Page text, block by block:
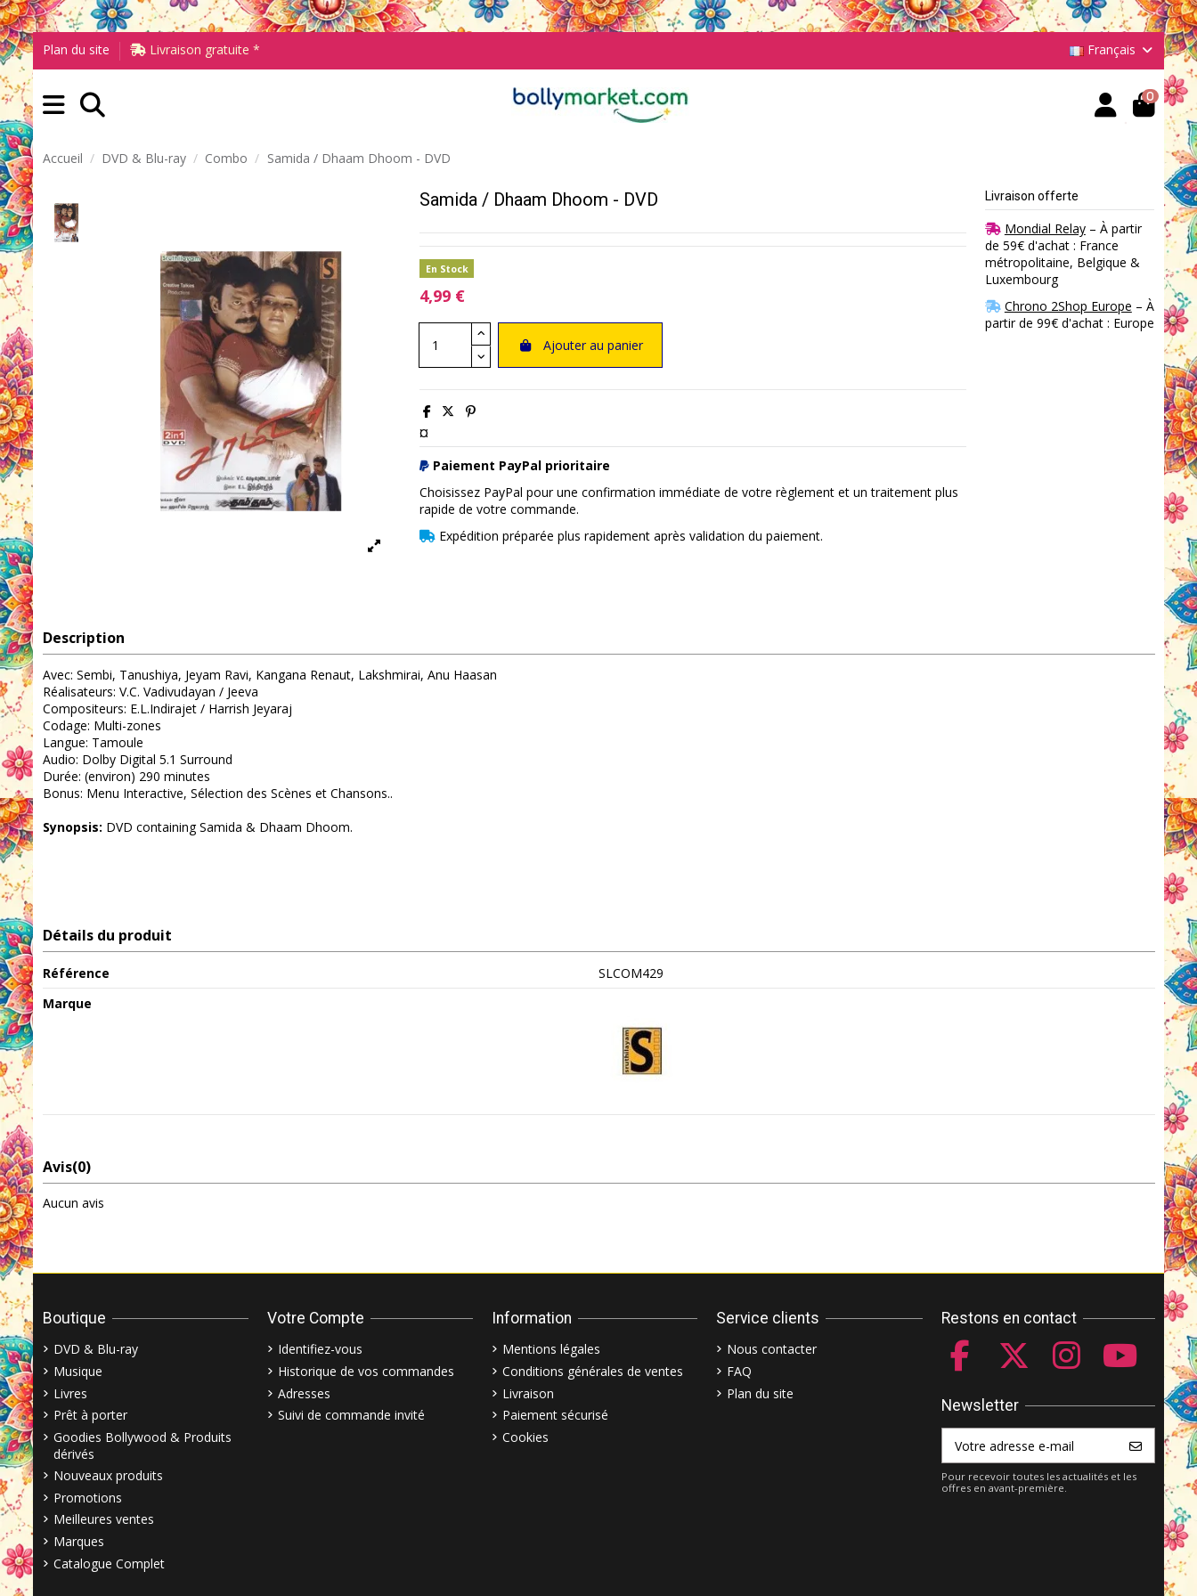
Plan du site Livraison gratuite * Français
0
Accueil DVD & Blu-ray Combo Samida / Dhaam Dhoom - DVD
Samida / Dhaam Dhoom - DVD
En Stock
4,99 €
Ajouter au panier
¤
Paiement PayPal prioritaire
Choisissez PayPal pour une confirmation immédiate de votre règlement et un traitement plus
rapide de votre commande.
Expédition préparée plus rapidement après validation du paiement.
Livraison offerte
Mondial Relay– À partir
de 59€ d'achat : France
métropolitaine, Belgique &
Luxembourg
Chrono 2Shop Europe – À
partir de 99€ d'achat : Europe
Description
Avec: Sembi, Tanushiya, Jeyam Ravi, Kangana Renaut, Lakshmirai, Anu Haasan
Réalisateurs: V.C. Vadivudayan / Jeeva
Compositeurs: E.L.Indirajet / Harrish Jeyaraj
Codage: Multi-zones
Langue: Tamoule
Audio: Dolby Digital 5.1 Surround
Durée: (environ) 290 minutes
Bonus: Menu Interactive, Sélection des Scènes et Chansons..
Synopsis: DVD containing Samida & Dhaam Dhoom.
Détails du produit
Référence
SLCOM429
Marque
Avis(0)
Aucun avis
Boutique
DVD & Blu-ray
Musique
Livres
Prêt à porter
Goodies Bollywood & Produits
dérivés
Nouveaux produits
Promotions
Meilleures ventes
Marques
Catalogue Complet
Votre Compte
Identifiez-vous
Historique de vos commandes
Adresses
Suivi de commande invité
Information
Mentions légales
Conditions générales de ventes
Livraison
Paiement sécurisé
Cookies
Service clients
Nous contacter
FAQ
Plan du site
Restons en contact
Newsletter
Pour recevoir toutes les actualités et les
offres en avant-première.